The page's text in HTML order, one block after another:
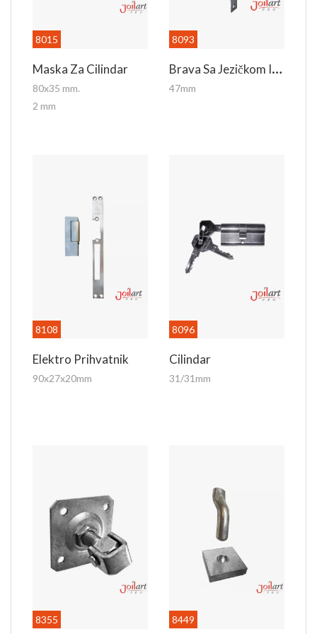
8015
Maska Za Cilindar
80x35 mm.
2 mm
8093
B
Rava Sa Jezičkom Interfonska
47mm
8108
Elektro Prihvatnik
90x27x20mm
8096
Cilindar
31/31mm
8355 8449